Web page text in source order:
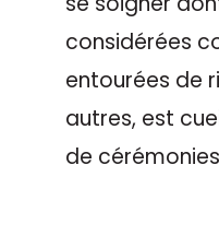
considérées
entourées de
autres, est
de